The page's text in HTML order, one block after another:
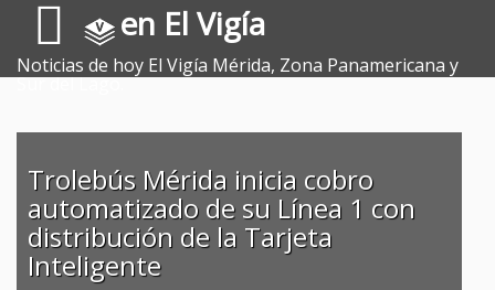
en El Vigía
Noticias de hoy El Vigía Mérida, Zona Panamericana y
Sur del Lago.
Trolebús Mérida inicia cobro
automatizado de su Línea 1 con
distribución de la Tarjeta
Inteligente